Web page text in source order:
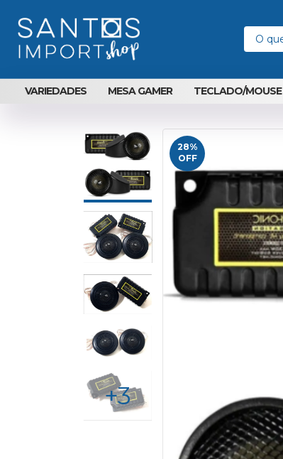
VARIEDADES MESA GAMER TECLADO/MOUSE
+3
28%
OFF